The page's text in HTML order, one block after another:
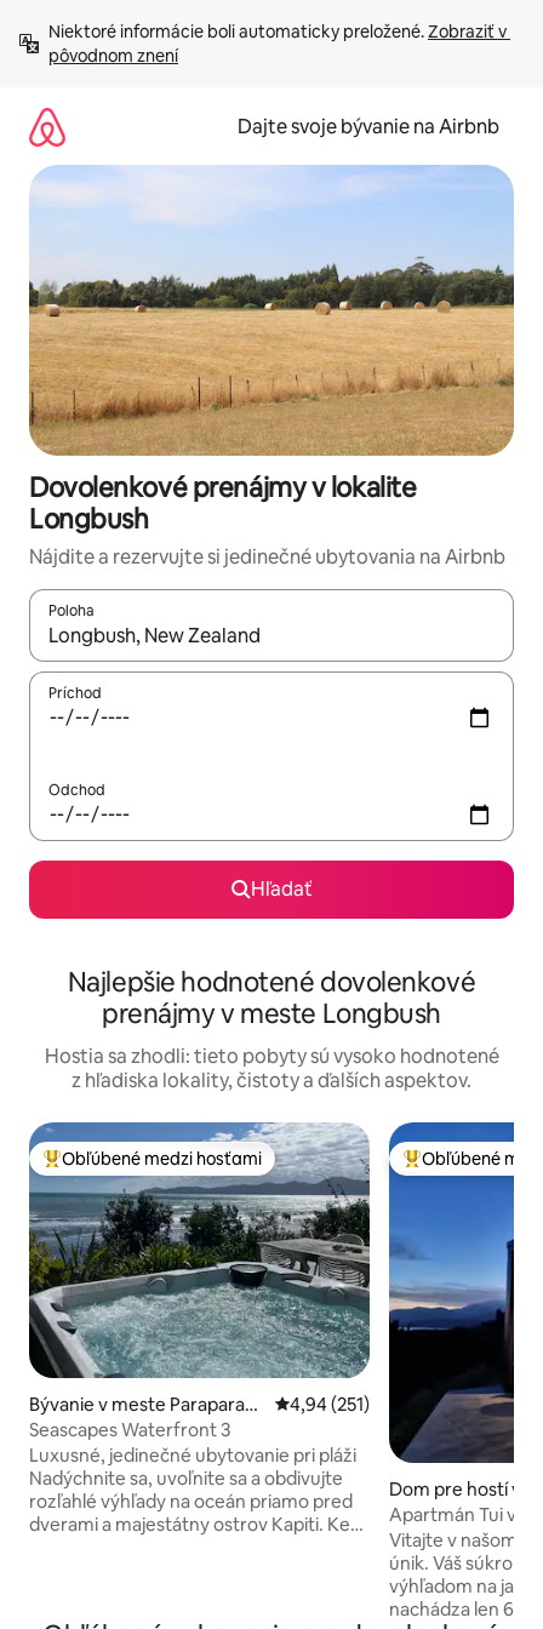
obsah.
Niektoré informácie boli automaticky preložené. Zobraziť v
pôvodnom znení
Dajte svoje bývanie na Airbnb
Dovolenkové prenájmy v lokalite
Longbush
Nájdite a rezervujte si jedinečné ubytovania na Airbnb
Poloha
Keď budú výsledky k dispozícii, môžete si ich prechádzať
Príchod
Odchod
Hľadať
Najlepšie hodnotené dovolenkové
prenájmy v meste Longbush
Hostia sa zhodli: tieto pobyty sú vysoko hodnotené
z hľadiska lokality, čistoty a ďalších aspektov.
Najobľúbenejšie medzi hosťami
Obľúbené medzi hosťami
Bývanie v meste Paraparau
mu
Priemerné ohodnotenie 4,94 z
4,94 (251)
Seascapes Waterfront 3
Luxusné, jedinečné ubytovanie pri pláži
Nadýchnite sa, uvoľnite sa a obdivujte
rozľahlé výhľady na oceán priamo pred
dverami a majestátny ostrov Kapiti. Keď
Najobľúbenejšie
Obľúbené
Dom pre hostí v
tern Lake
Apartmán Tui v
Lodge
Vitajte v našom
únik. Váš súkromný apartmán s
výhľadom na
nachádza len 60